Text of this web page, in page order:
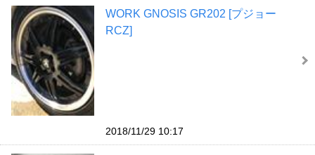
WORK GNOSIS GR202 [プジョー
RCZ]
2018/11/29 10:17